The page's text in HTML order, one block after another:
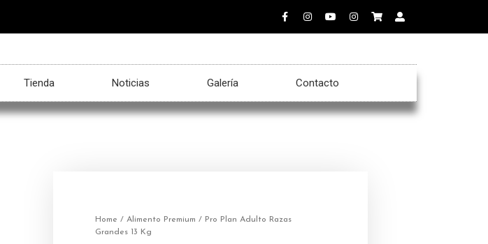
Tienda Noticias Galería Contacto
Home / Alimento Premium / Pro Plan Adulto Razas
Grandes 13 Kg